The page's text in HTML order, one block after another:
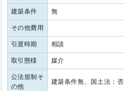
建築条件 無
その他費用
引渡時期 相談
取引態様 媒介
公法規制そ
の他
建築条件無、国土法：否